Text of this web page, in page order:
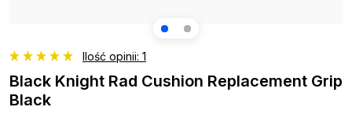
Ilość opinii: 1
Black Knight Rad Cushion Replacement Grip
Black